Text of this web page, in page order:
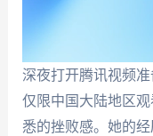
深夜打开腾讯视频
仅限中国大陆地区
悉的挫败感。她的经